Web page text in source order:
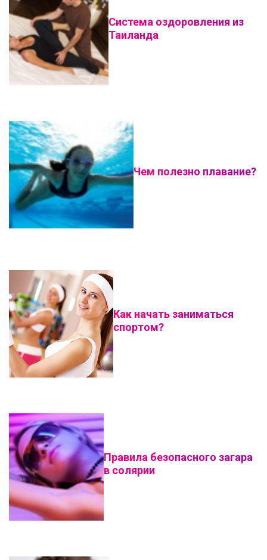
Система оздоровления из
Таиланда
Чем полезно плавание?
Как начать заниматься
спортом?
Правила безопасного загара
в солярии